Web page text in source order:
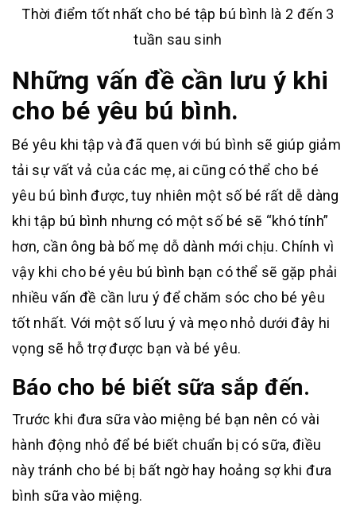
Thời điểm tốt nhất cho bé tập bú bình là 2 đến 3
tuần sau sinh
Những vấn đề cần lưu ý khi
cho bé yêu bú bình.
Bé yêu khi tập và đã quen với bú bình sẽ giúp giảm
tải sự vất vả của các mẹ, ai cũng có thể cho bé
yêu bú bình được, tuy nhiên một số bé rất dễ dàng
khi tập bú bình nhưng có một số bé sẽ “khó tính”
hơn, cần ông bà bố mẹ dỗ dành mới chịu. Chính vì
vậy khi cho bé yêu bú bình bạn có thể sẽ gặp phải
nhiều vấn đề cần lưu ý để chăm sóc cho bé yêu
tốt nhất. Với một số lưu ý và mẹo nhỏ dưới đây hi
vọng sẽ hỗ trợ được bạn và bé yêu.
Báo cho bé biết sữa sắp đến.
Trước khi đưa sữa vào miệng bé bạn nên có vài
hành động nhỏ để bé biết chuẩn bị có sữa, điều
này tránh cho bé bị bất ngờ hay hoảng sợ khi đưa
bình sữa vào miệng.